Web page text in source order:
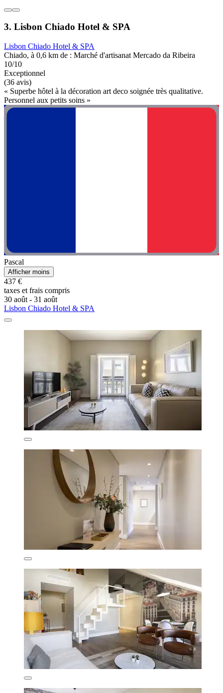
3. Lisbon Chiado Hotel & SPA
Lisbon Chiado Hotel & SPA
Chiado, à 0,6 km de : Marché d'artisanat Mercado da Ribeira
10/10
Exceptionnel
(36 avis)
« Superbe hôtel à la décoration art deco soignée très qualitative.
Personnel aux petits soins »
Pascal
Afficher moins
437 €
taxes et frais compris
30 août - 31 août
Lisbon Chiado Hotel & SPA